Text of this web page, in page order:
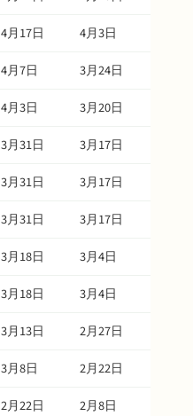
4月17日 4月3日
4月7日 3月24日
4月3日 3月20日
3月31日 3月17日
3月31日 3月17日
3月31日 3月17日
3月18日 3月4日
3月18日 3月4日
3月13日 2月27日
3月8日 2月22日
2月22日 2月8日